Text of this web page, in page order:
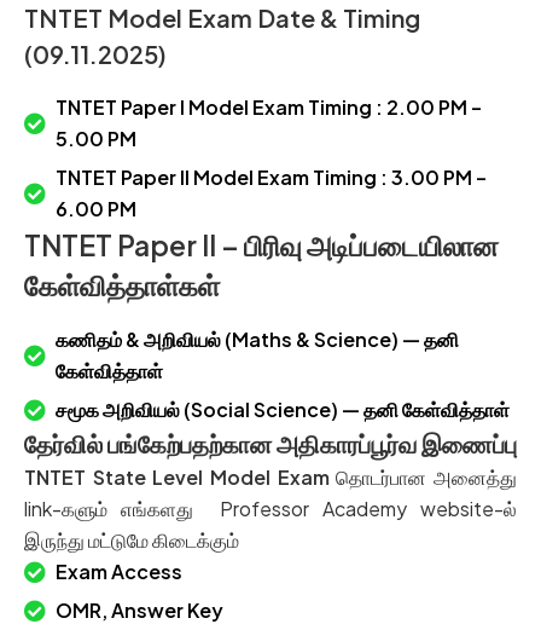
TNTET Model Exam Date & Timing
(09.11.2025)
TNTET Paper I Model Exam Timing : 2.00 PM –
5.00 PM
TNTET Paper II Model Exam Timing : 3.00 PM –
6.00 PM
TNTET Paper II – பிரிவு அடிப்படையிலான
கேள்வித்தாள்கள்
கணிதம் & அறிவியல் (Maths & Science) — தனி
கேள்வித்தாள்
சமூக அறிவியல் (Social Science) — தனி கேள்வித்தாள்
தேர்வில் பங்கேற்பதற்கான அதிகாரப்பூர்வ இணைப்பு
TNTET State Level Model Examதொடர்பான அனைத்து
link-களும் எங்களது Professor Academy website-ல்
இருந்து மட்டுமே கிடைக்கும்
Exam Access
OMR, Answer Key